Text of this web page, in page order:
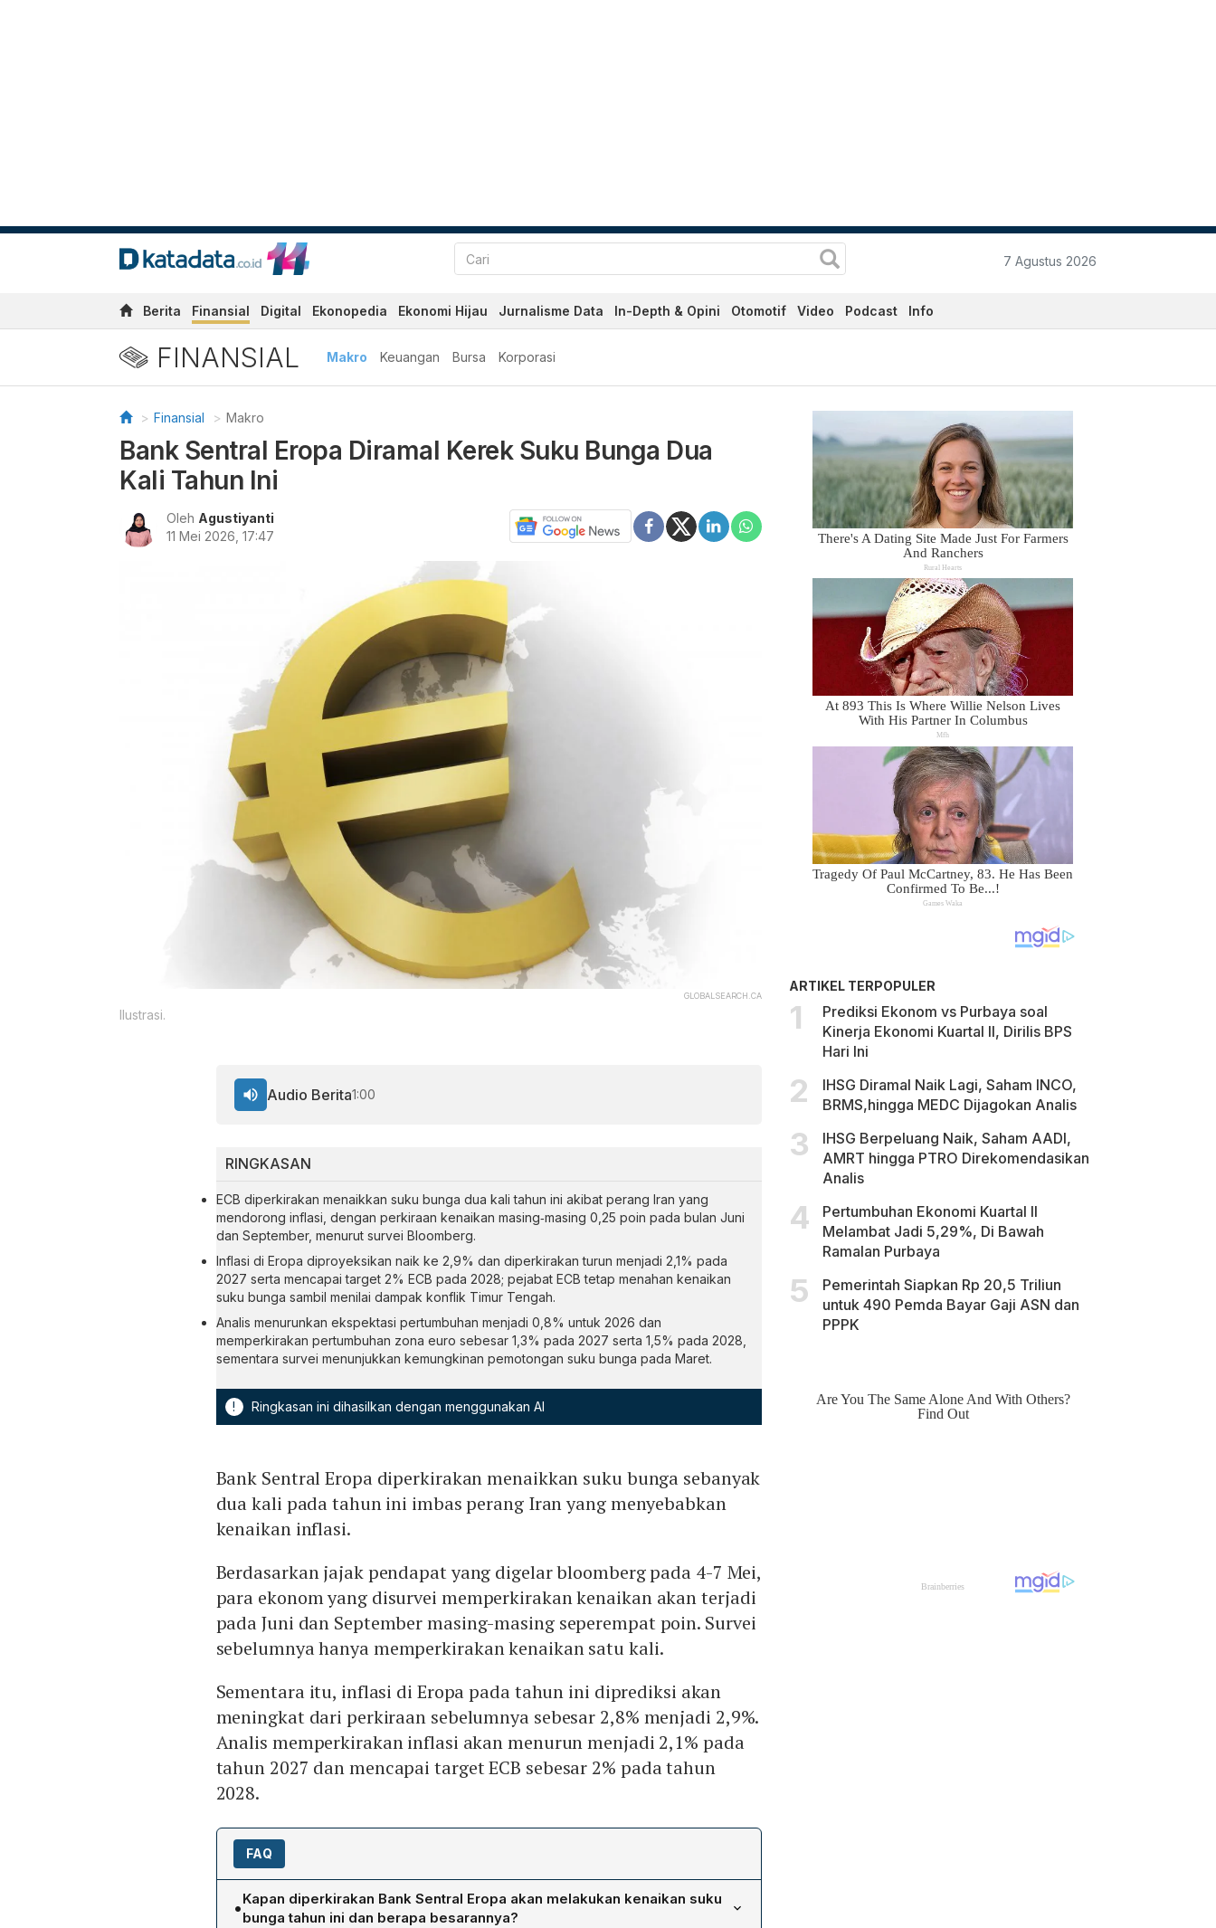
7 Agustus 2026
Berita Finansial Digital Ekonopedia Ekonomi Hijau Jurnalisme Data In-Depth & Opini Otomotif Video Podcast Info
FINANSIAL Makro Keuangan Bursa Korporasi
Finansial Makro
Bank Sentral Eropa Diramal Kerek Suku Bunga Dua
Kali Tahun Ini
Oleh Agustiyanti
11 Mei 2026, 17:47
GLOBALSEARCH.CA
Ilustrasi.
RINGKASAN
ECB diperkirakan menaikkan suku bunga dua kali tahun ini akibat perang Iran yang
mendorong inflasi, dengan perkiraan kenaikan masing‑masing 0,25 poin pada bulan Juni
dan September, menurut survei Bloomberg.
Inflasi di Eropa diproyeksikan naik ke 2,9% dan diperkirakan turun menjadi 2,1% pada
2027 serta mencapai target 2% ECB pada 2028; pejabat ECB tetap menahan kenaikan
suku bunga sambil menilai dampak konflik Timur Tengah.
Analis menurunkan ekspektasi pertumbuhan menjadi 0,8% untuk 2026 dan
memperkirakan pertumbuhan zona euro sebesar 1,3% pada 2027 serta 1,5% pada 2028,
sementara survei menunjukkan kemungkinan pemotongan suku bunga pada Maret.
! Ringkasan ini dihasilkan dengan menggunakan AI
Audio Berita1:00
Bank Sentral Eropa diperkirakan menaikkan suku bunga sebanyak
dua kali pada tahun ini imbas perang Iran yang menyebabkan
kenaikan inflasi.
Berdasarkan jajak pendapat yang digelar bloomberg pada 4-7 Mei,
para ekonom yang disurvei memperkirakan kenaikan akan terjadi
pada Juni dan September masing-masing seperempat poin. Survei
sebelumnya hanya memperkirakan kenaikan satu kali.
Sementara itu, inflasi di Eropa pada tahun ini diprediksi akan
meningkat dari perkiraan sebelumnya sebesar 2,8% menjadi 2,9%.
Analis memperkirakan inflasi akan menurun menjadi 2,1% pada
tahun 2027 dan mencapai target ECB sebesar 2% pada tahun
2028.
FAQ
•Kapan diperkirakan Bank Sentral Eropa akan melakukan kenaikan suku
bunga tahun ini dan berapa besarannya?
ARTIKEL TERPOPULER
Prediksi Ekonom vs Purbaya soal
Kinerja Ekonomi Kuartal II, Dirilis BPS
Hari Ini
IHSG Diramal Naik Lagi, Saham INCO,
BRMS,hingga MEDC Dijagokan Analis
IHSG Berpeluang Naik, Saham AADI,
AMRT hingga PTRO Direkomendasikan
Analis
Pertumbuhan Ekonomi Kuartal II
Melambat Jadi 5,29%, Di Bawah
Ramalan Purbaya
Pemerintah Siapkan Rp 20,5 Triliun
untuk 490 Pemda Bayar Gaji ASN dan
PPPK